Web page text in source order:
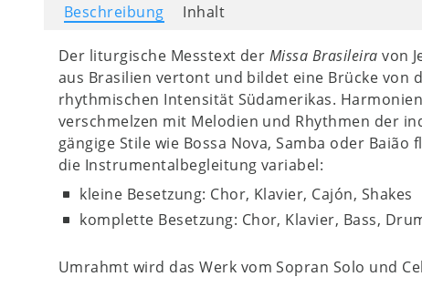
Beschreibung Inhalt
Der liturgische Messtext der Missa Brasileira von
aus Brasilien vertont und bildet eine Brücke von
rhythmischen Intensität Südamerikas.
verschmelzen mit Melodien und Rhythmen der
gängige Stile wie Bossa Nova, Samba oder
die Instrumentalbegleitung variabel:
kleine Besetzung: Chor, Klavier, Cajón, Shakes
komplette Besetzung: Chor, Klavier, Bass,
Umrahmt wird das Werk vom Sopran Solo und